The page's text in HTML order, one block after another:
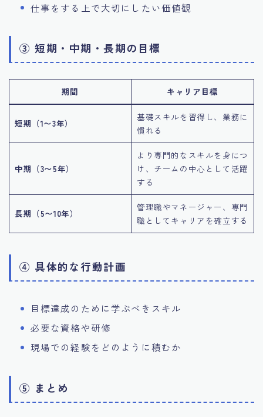
仕事をする上で大切にしたい価値観
③ 短期・中期・長期の目標
期間 キャリア目標
短期（1〜3年）
基礎スキルを習得し、業務に
慣れる
中期（3〜5年）
より専門的なスキルを身につ
け、チームの中心として活躍
する
長期（5〜10年）
管理職やマネージャー、専門
職としてキャリアを確立する
④ 具体的な行動計画
目標達成のために学ぶべきスキル
必要な資格や研修
現場での経験をどのように積むか
⑤ まとめ